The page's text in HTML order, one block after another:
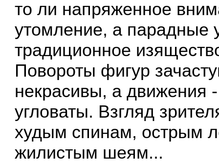
то ли напряженное
утомление, а парадные
традиционное
Повороты фигур
некрасивы, а движения
угловаты. Взгляд
худым спинам, острым
жилистым шеям...